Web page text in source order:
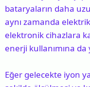
bataryaların daha
aynı zamanda
elektronik cihazlara
enerji kullanımına da
Eğer gelecekte iyon